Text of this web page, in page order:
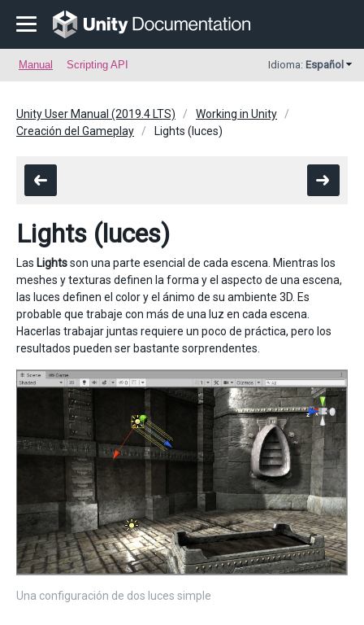
Manual Scripting API Idioma: Español
Unity User Manual (2019.4 LTS)
Working in Unity
Creación del Gameplay
Lights (luces)
Lights (luces)
Las Lightsson una parte esencial de cada escena. Mientras los
meshes y texturas definen la forma y el aspecto de una escena,
las luces definen el color y el ánimo de su ambiente 3D. Es
probable que trabaje con más de una luz en cada escena.
Hacerlas trabajar juntas requiere un poco de práctica, pero los
resultados pueden ser bastante sorprendentes.
Una configuración de dos luces simple